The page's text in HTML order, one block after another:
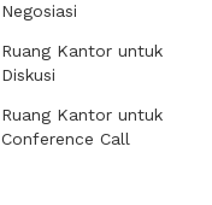
Negosiasi
Ruang Kantor untuk
Diskusi
Ruang Kantor untuk
Conference Call